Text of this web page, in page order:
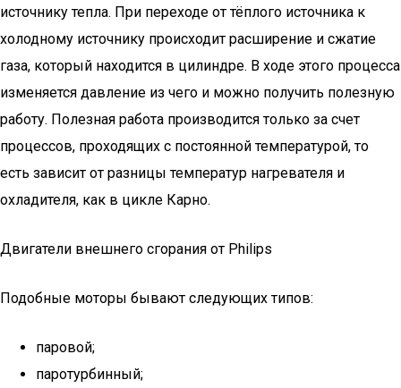
источнику тепла. При переходе от тёплого источника к
холодному источнику происходит расширение и сжатие
газа, который находится в цилиндре. В ходе этого процесса
изменяется давление из чего и можно получить полезную
работу. Полезная работа производится только за счет
процессов, проходящих с постоянной температурой, то
есть зависит от разницы температур нагревателя и
охладителя, как в цикле Карно.
Двигатели внешнего сгорания от Philips
Подобные моторы бывают следующих типов:
паровой;
паротурбинный;